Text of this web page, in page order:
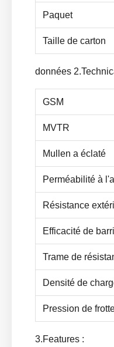
Paquet
Taille de carton
données
GSM
MVTR
Mullen a éclaté
Perméabilité à
Résistance
Efficacité de
Trame de
Densité de
Pression de
3.Features :